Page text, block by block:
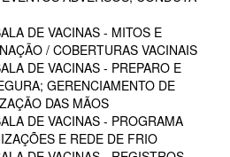
DE VACINAS - MITOS E
/ COBERTURAS VACINAIS
DE VACINAS - PREPARO E
GERENCIAMENTO DE
DAS MÃOS
DE VACINAS - PROGRAMA
E REDE DE FRIO